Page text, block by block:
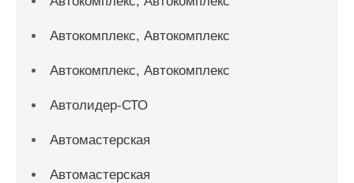
Автокомплекс, Автокомплекс
Автокомплекс, Автокомплекс
Автолидер-СТО
Автомастерская
Автомастерская